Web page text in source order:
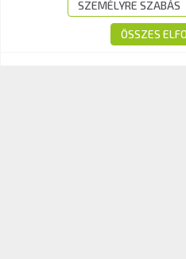
info@kavk.hu
SZEMÉLYRE SZABÁS
ÖSSZES